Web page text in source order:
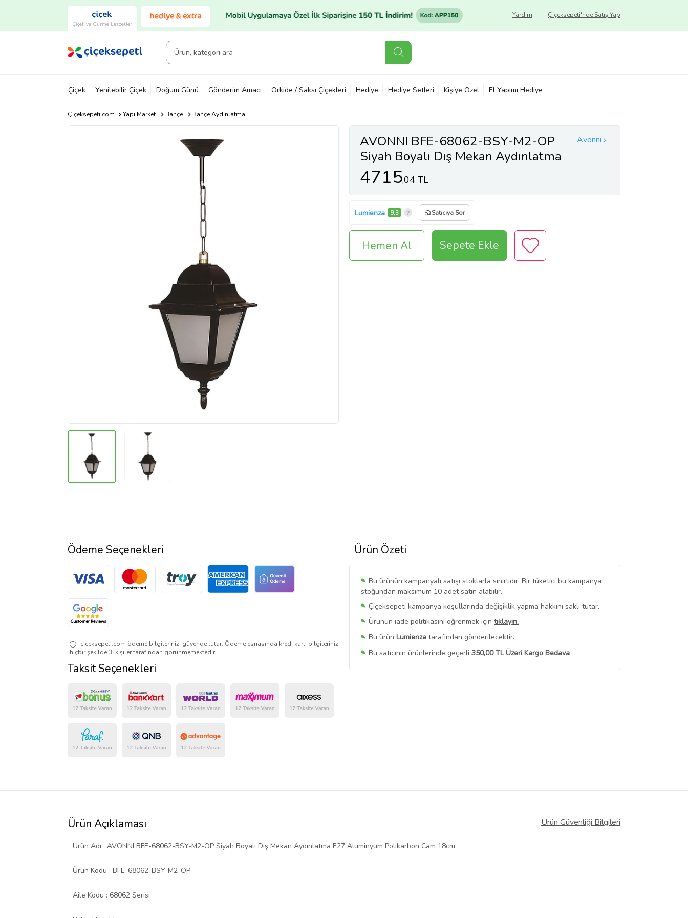
Çiçek ve Gurme Lezzetler
Çiçeksepeti'nde Satış Yap
Yardım
Çiçek Yenilebilir Çiçek Doğum Günü Gönderim Amacı Orkide / Saksı Çiçekleri Hediye Hediye Setleri Kişiye Özel El Yapımı Hediye
Çiçeksepeti.com Yapı Market Bahçe Bahçe Aydınlatma
Avonni
AVONNI BFE-68062-BSY-M2-OP
Siyah Boyalı Dış Mekan Aydınlatma
E27 Aluminyum Polikarbon Cam
18cm
4715,04 TL
Lumienza 9,3 Satıcıya Sor
Hemen Al Sepete Ekle
Ürün Özeti
Bu ürünün kampanyalı satışı stoklarla sınırlıdır. Bir tüketici bu kampanya
stoğundan maksimum 10 adet satın alabilir.
Çiçeksepeti kampanya koşullarında değişiklik yapma hakkını saklı tutar.
Ürünün iade politikasını öğrenmek için tıklayın.
Bu ürün Lumienza tarafından gönderilecektir.
Bu satıcının ürünlerinde geçerli 350,00 TL Üzeri Kargo Bedava
Bu SatıcınınTüm Ürünlerini Görüntüle
Ödeme Seçenekleri
ciceksepeti.com ödeme bilgilerinizi güvende tutar. Ödeme esnasında kredi kartı bilgileriniz
hiçbir şekilde 3. kişiler tarafından görünmemektedir.
Taksit Seçenekleri
Ürün Açıklaması Ürün Güvenliği Bilgileri
Ürün Adı : AVONNI BFE-68062-BSY-M2-OP Siyah Boyalı Dış Mekan Aydınlatma E27 Aluminyum Polikarbon Cam 18cm
Ürün Kodu : BFE-68062-BSY-M2-OP
Aile Kodu : 68062 Serisi